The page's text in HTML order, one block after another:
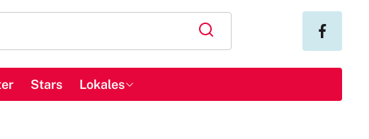
Stars Lokales